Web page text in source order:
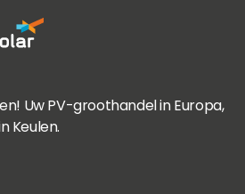
Uw PV-groothandel in Europa,
Keulen.